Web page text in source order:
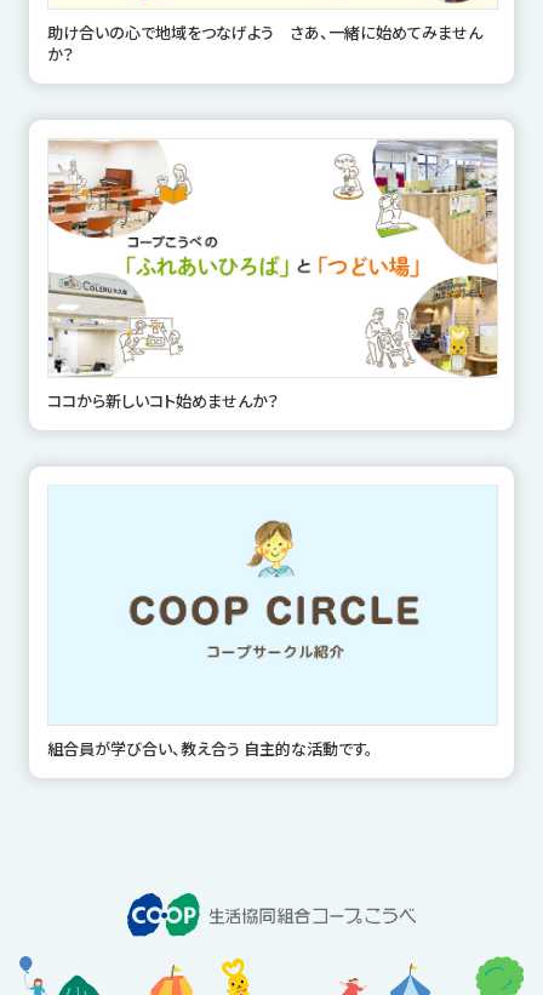
助け合いの心で地域をつなげよう さあ、一緒に始めてみません
か？
ココから新しいコト始めませんか？
組合員が学び合い、教え合う 自主的な活動です。